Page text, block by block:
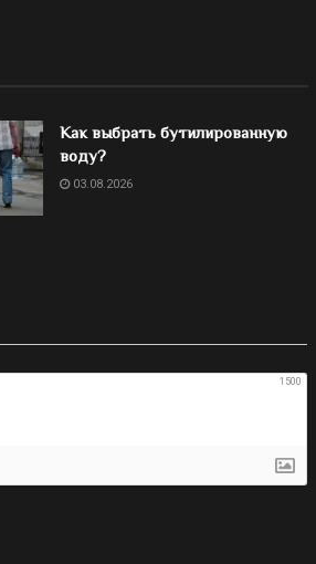
Как выбрать бутилированную
воду?
03.08.2026
1500